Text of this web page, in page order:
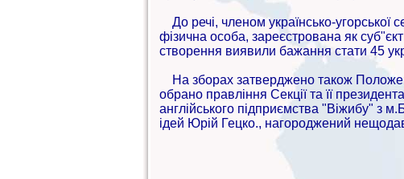
До речі, членом українсько-угорської
фізична особа, зареєстрована як
створення виявили бажання стати 45
На зборах затверджено також
обрано правління Секції та її
англійського підприємства "Віжибу" з
ідей Юрій Гецко., нагороджений